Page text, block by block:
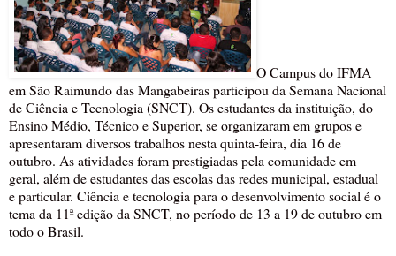
O Campus do IFMA
em São Raimundo das Mangabeiras participou da Semana Nacional
de Ciência e Tecnologia (SNCT). Os estudantes da instituição, do
Ensino Médio, Técnico e Superior, se organizaram em grupos e
apresentaram diversos trabalhos nesta quinta-feira, dia 16 de
outubro. As atividades foram prestigiadas pela comunidade em
geral, além de estudantes das escolas das redes municipal, estadual
e particular. Ciência e tecnologia para o desenvolvimento social é o
tema da 11ª edição da SNCT, no período de 13 a 19 de outubro em
todo o Brasil.